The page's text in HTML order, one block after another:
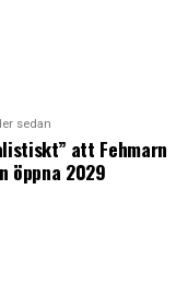
sedan
att Fehmarn
öppna 2029